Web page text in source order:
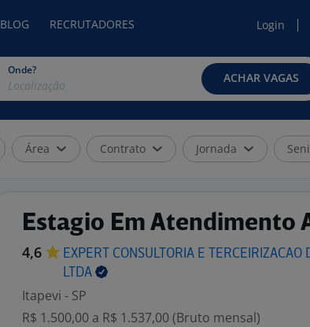
BLOG RECRUTADORES Login
Onde?
ACHAR VAGAS
Área Contrato Jornada
Estagio Em Atendimento
4,6
EXPERT CONSULTORIA E
LTDA
Itapevi - SP
R$ 1.500,00 a R$ 1.537,00 (Bruto mensal)